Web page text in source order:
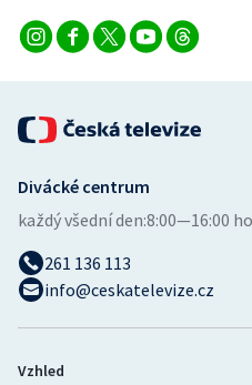
Ostatní
Divácké centrum
každý všední den:8:00—16:00
261 136 113
info@ceskatelevize.cz
Vzhled